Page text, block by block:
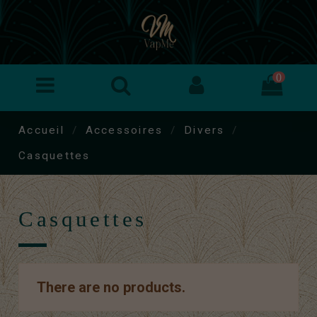
0
Accueil Accessoires
Divers
Casquettes
Casquettes
There are no products.